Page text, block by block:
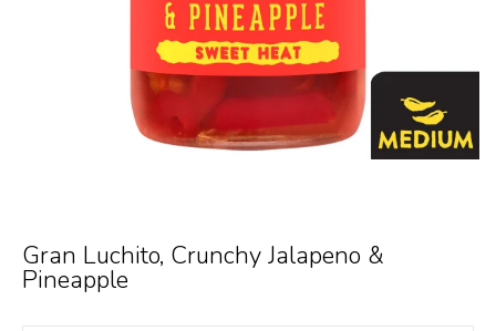
Gran Luchito, Crunchy Jalapeno &
Pineapple